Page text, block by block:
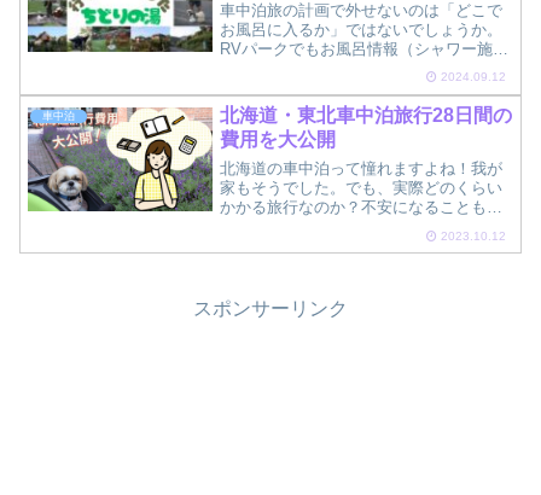
車中泊旅の計画で外せないのは「どこで
お風呂に入るか」ではないでしょうか。
RVパークでもお風呂情報（シャワー施設
の有無）は必ず掲載されている程、重要
な条件です。そのような中、くるま旅メ
ンバーであれば利用できる「湯YOUパー
ク」であれば、温泉施...
2024.09.12
車中泊
北海道・東北車中泊旅行28日間の
費用を大公開
北海道の車中泊って憧れますよね！我が
家もそうでした。でも、実際どのくらい
かかる旅行なのか？不安になることもあ
ります。どのくらい準備しておけばいい
の？とお金の心配もあるかと思います。
2023.10.12
スポンサーリンク